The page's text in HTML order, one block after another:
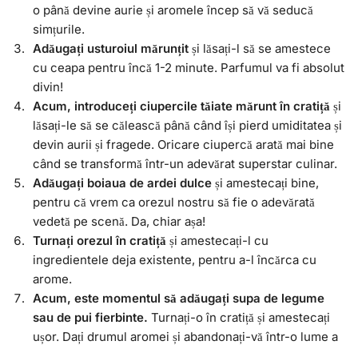
o până devine aurie și aromele încep să vă seducă
simțurile.
Adăugați usturoiul mărunțit și lăsați-l să se amestece
cu ceapa pentru încă 1-2 minute. Parfumul va fi absolut
divin!
Acum, introduceți ciupercile tăiate mărunt în cratiță și
lăsați-le să se călească până când își pierd umiditatea și
devin aurii și fragede. Oricare ciupercă arată mai bine
când se transformă într-un adevărat superstar culinar.
Adăugați boiaua de ardei dulce și amestecați bine,
pentru că vrem ca orezul nostru să fie o adevărată
vedetă pe scenă. Da, chiar așa!
Turnați orezul în cratiță și amestecați-l cu
ingredientele deja existente, pentru a-l încărca cu
arome.
Acum, este momentul să adăugați supa de legume
sau de pui fierbinte. Turnați-o în cratiță și amestecați
ușor. Dați drumul aromei și abandonați-vă într-o lume a